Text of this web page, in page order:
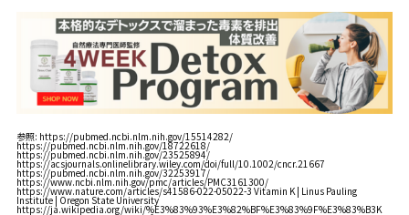
参照: https://pubmed.ncbi.nlm.nih.gov/15514282/
https://pubmed.ncbi.nlm.nih.gov/18722618/
https://pubmed.ncbi.nlm.nih.gov/23525894/
https://acsjournals.onlinelibrary.wiley.com/doi/full/10.1002/cncr.21667
https://pubmed.ncbi.nlm.nih.gov/32253917/
https://www.ncbi.nlm.nih.gov/pmc/articles/PMC3161300/
https://www.nature.com/articles/s41586-022-05022-3 Vitamin K | Linus Pauling
Institute | Oregon State University
https://ja.wikipedia.org/wiki/%E3%83%93%E3%82%BF%E3%83%9F%E3%83%B3K